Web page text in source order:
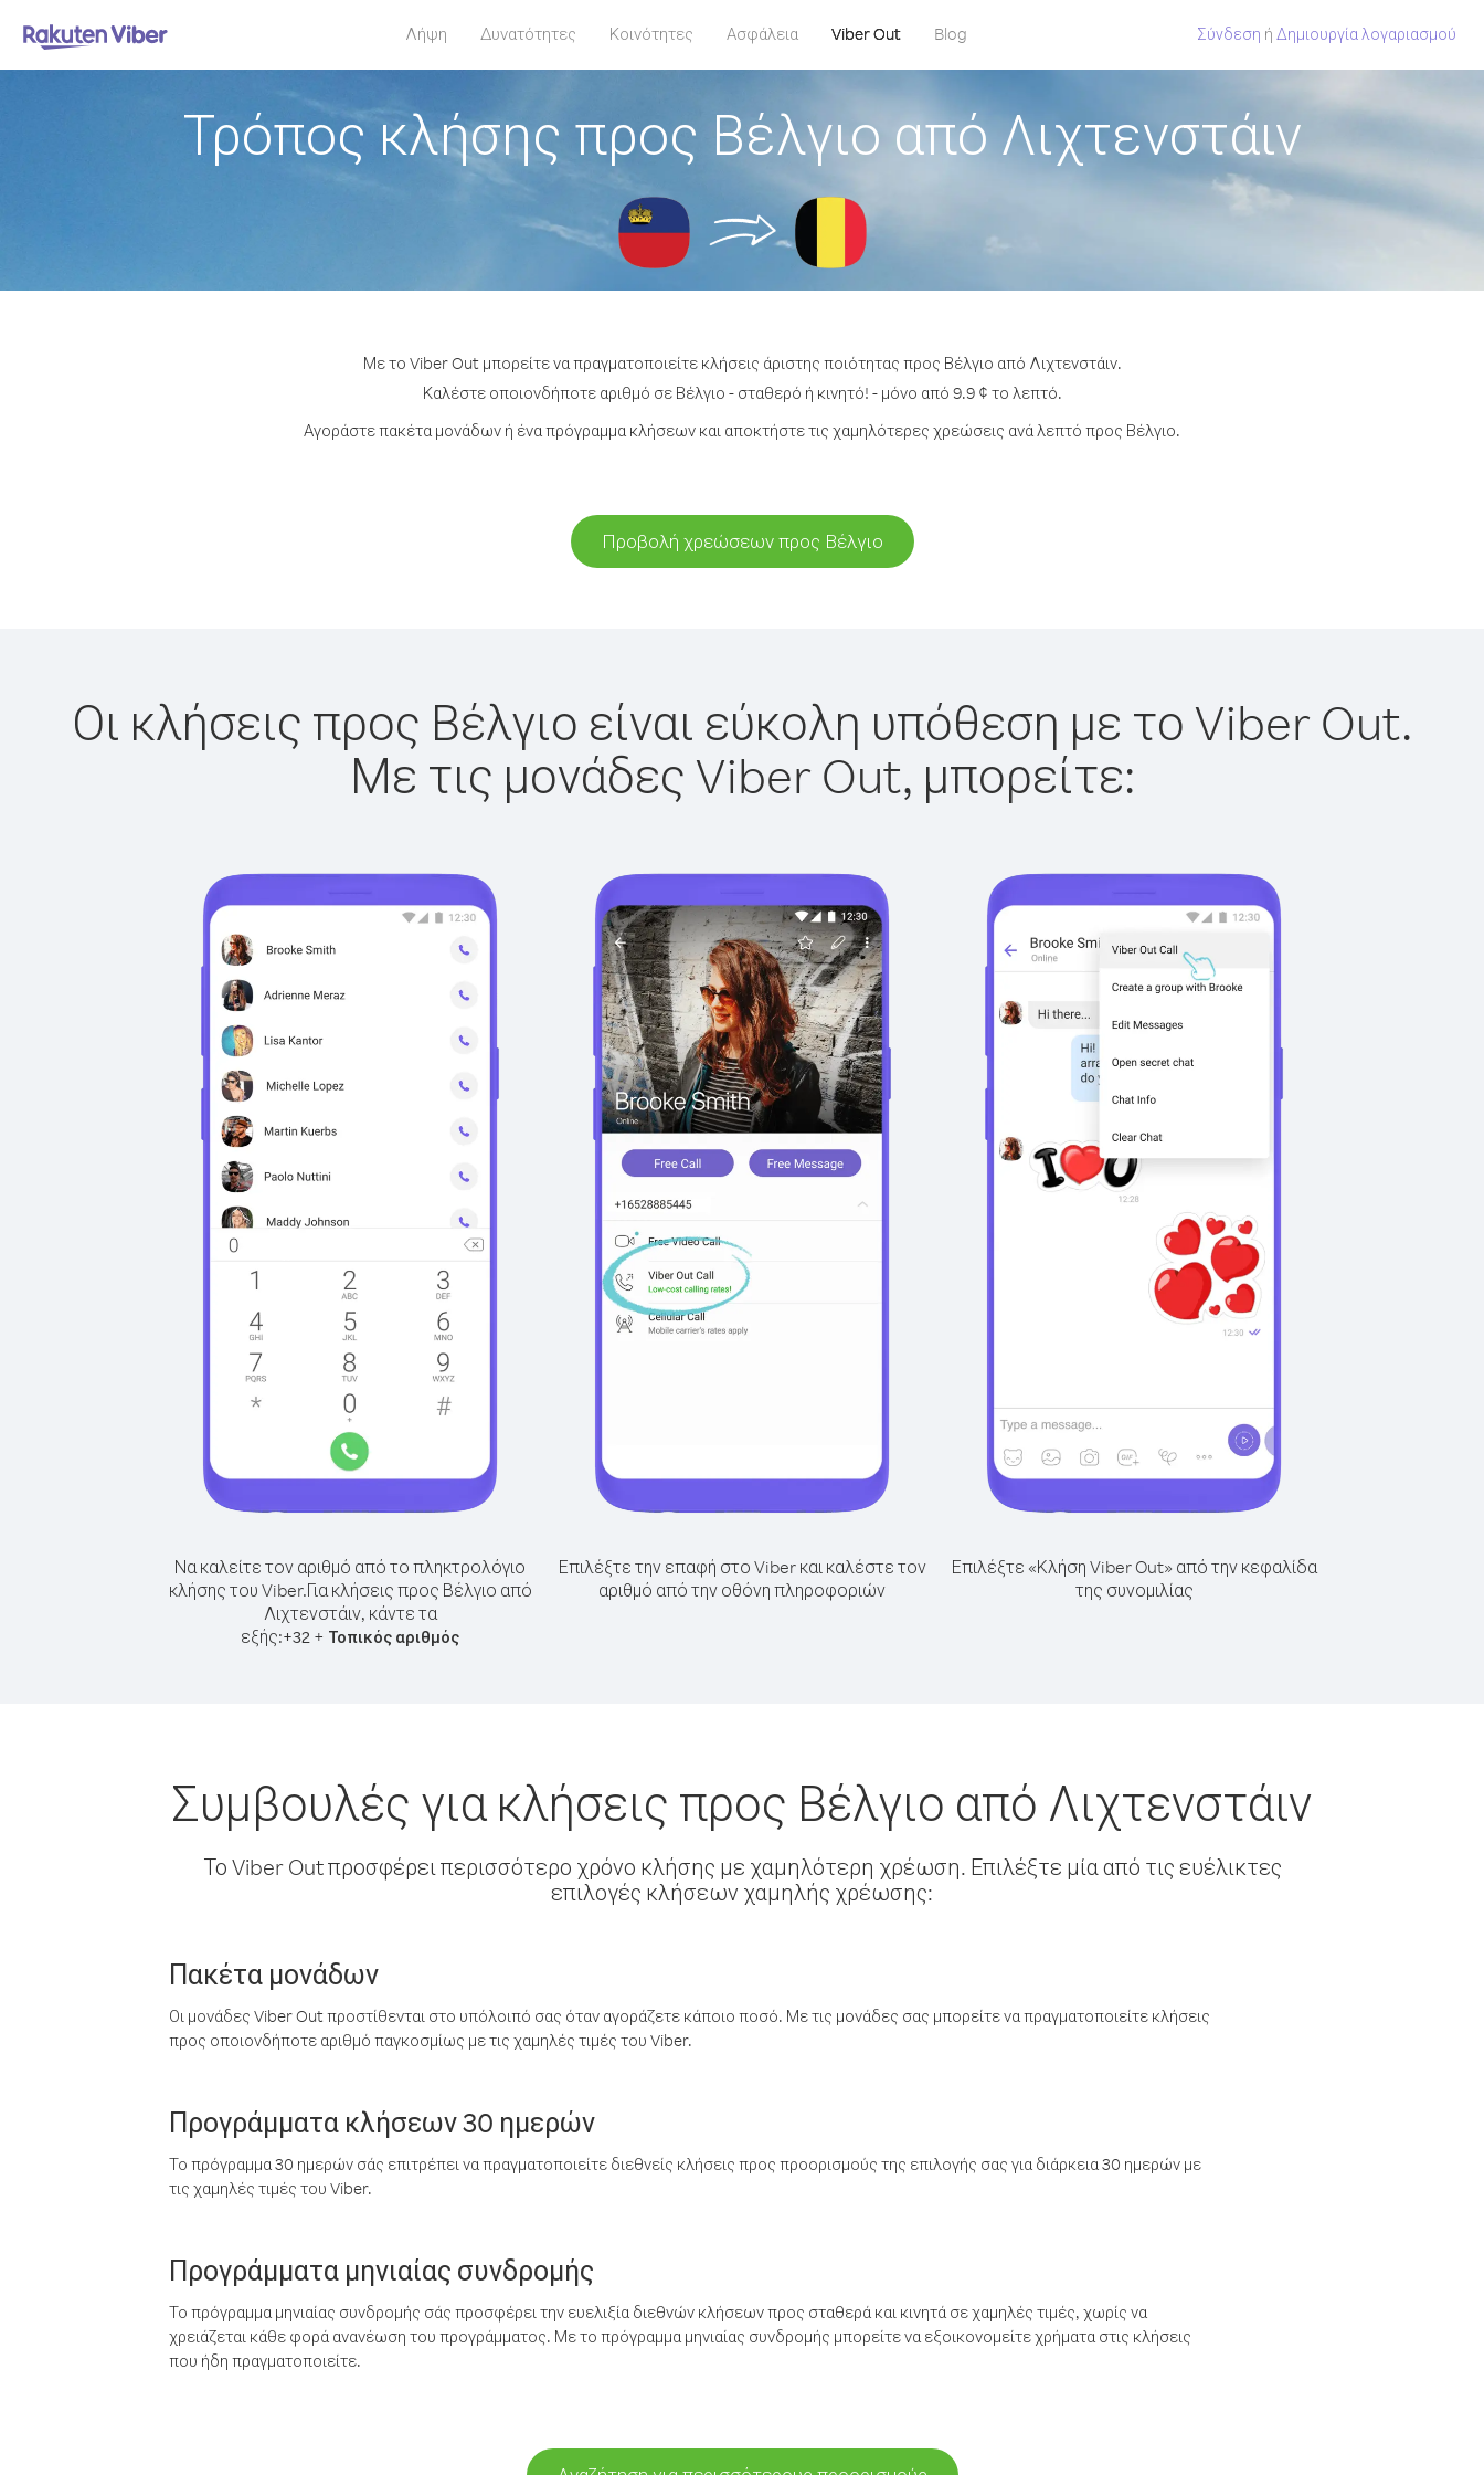
Λήψη Δυνατότητες Κοινότητες Ασφάλεια Viber Out Blog Σύνδεση ή Δημιουργία λογαριασμού
Τρόπος κλήσης προς Βέλγιο από Λιχτενστάιν
Με το Viber Out μπορείτε να πραγματοποιείτε κλήσεις άριστης ποιότητας προς Βέλγιο από Λιχτενστάιν.
Καλέστε οποιονδήποτε αριθμό σε Βέλγιο - σταθερό ή κινητό! - μόνο από 9.9 ¢ το λεπτό.
Αγοράστε πακέτα μονάδων ή ένα πρόγραμμα κλήσεων και αποκτήστε τις χαμηλότερες χρεώσεις ανά λεπτό προς Βέλγιο.
Προβολή χρεώσεων προς Βέλγιο
Οι κλήσεις προς Βέλγιο είναι εύκολη υπόθεση με το Viber Out.
Με τις μονάδες Viber Out, μπορείτε:
Να καλείτε τον αριθμό από το πληκτρολόγιο
κλήσης του Viber.Για κλήσεις προς Βέλγιο από
Λιχτενστάιν, κάντε τα
εξής:+32 + Τοπικός αριθμός
Επιλέξτε την επαφή στο Viber και καλέστε τον
αριθμό από την οθόνη πληροφοριών
Επιλέξτε «Κλήση Viber Out» από την κεφαλίδα
της συνομιλίας
Συμβουλές για κλήσεις προς Βέλγιο από Λιχτενστάιν
Το Viber Out προσφέρει περισσότερο χρόνο κλήσης με χαμηλότερη χρέωση. Επιλέξτε μία από τις ευέλικτες
επιλογές κλήσεων χαμηλής χρέωσης:
Πακέτα μονάδων
Οι μονάδες Viber Out προστίθενται στο υπόλοιπό σας όταν αγοράζετε κάποιο ποσό. Με τις μονάδες σας μπορείτε να πραγματοποιείτε κλήσεις
προς οποιονδήποτε αριθμό παγκοσμίως με τις χαμηλές τιμές του Viber.
Προγράμματα κλήσεων 30 ημερών
Το πρόγραμμα 30 ημερών σάς επιτρέπει να πραγματοποιείτε διεθνείς κλήσεις προς προορισμούς της επιλογής σας για διάρκεια 30 ημερών με
τις χαμηλές τιμές του Viber.
Προγράμματα μηνιαίας συνδρομής
Το πρόγραμμα μηνιαίας συνδρομής σάς προσφέρει την ευελιξία διεθνών κλήσεων προς σταθερά και κινητά σε χαμηλές τιμές, χωρίς να
χρειάζεται κάθε φορά ανανέωση του προγράμματος. Με το πρόγραμμα μηνιαίας συνδρομής μπορείτε να εξοικονομείτε χρήματα στις κλήσεις
που ήδη πραγματοποιείτε.